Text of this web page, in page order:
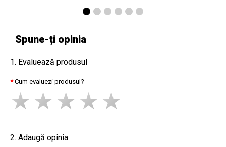
Spune-ți opinia
1. Evaluează produsul
Cum evaluezi produsul?
2. Adaugă opinia